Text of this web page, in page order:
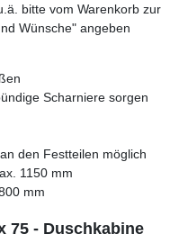
bitte vom Warenkorb zur
Wünsche" angeben
Scharniere sorgen
den Festteilen möglich
1150 mm
mm
75 - Duschkabine